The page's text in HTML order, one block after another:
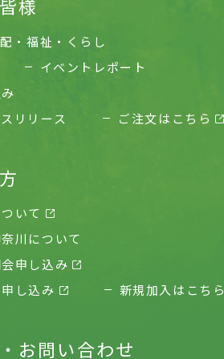
様
・福祉・くらし
イベントレポート
リリース
ご注文はこちら
いて
川について
申し込み
し込み
新規加入はこちら
お問い合わせ